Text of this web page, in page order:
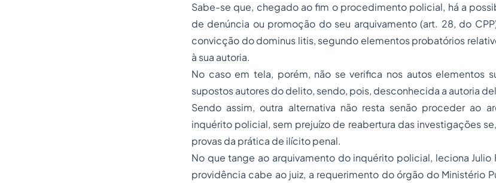
Sabe-se que, chegado ao fim o procedimento policial, há a
de denúncia ou promoção do seu arquivamento (art. 28, do
convicção dodominus litis, segundo elementos probatórios
à sua autoria.
No caso em tela, porém, não se verifica nos autos elementos
supostos autores do delito, sendo, pois, desconhecida a autoria
Sendo assim, outra alternativa não resta senão proceder ao
inquérito policial, sem prejuízo de reabertura das investigações
provas da prática de ilícito penal.
No que tange ao arquivamento do inquérito policial, leciona
providência cabe ao juiz, a requerimento do órgão do Ministério